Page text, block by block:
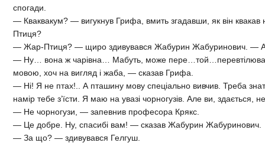
спогади.
— Кваквакум? — вигукнув Грифа, вмить згадавши, як він
Птиця?
— Жар-Птиця? — щиро здивувався Жабурин Жабуринович. — А
— Ну… вона ж чарівна… Мабуть, може
мовою, хоч на вигляд і жаба, — сказав Грифа.
— Ні! Я не птах!.. А пташину мову спеціально вивчив. Треба
намір тебе з’їсти. Я маю на увазі чорногузів. Але ви, здається,
— Не чорногузи, — запевнив професора Крякс.
— Це добре. Ну, спасибі вам! — сказав Жабурин Жабуринович.
— За що? — здивувався Гелгуш.